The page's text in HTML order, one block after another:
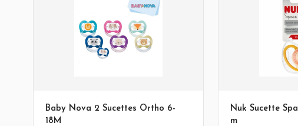
Baby Nova 2 Sucettes Ortho 6-
18M
Nuk Sucette
m